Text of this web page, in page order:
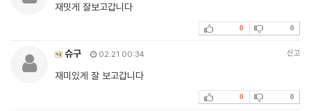
재밋게 잘보고갑니다
0 0
슈구 02.21 00:34 신고
재미있게 잘 보고갑니다
0 0